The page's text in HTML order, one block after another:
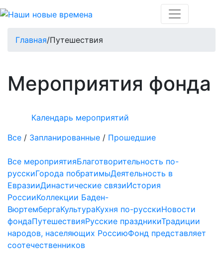
Главная/Путешествия
Мероприятия фонда
Календарь мероприятий
Все / Запланированные / Прошедшие
Все мероприятияБлаготворительность по-
русскиГорода побратимыДеятельность в
ЕвразииДинастические связиИстория
РоссииКоллекции Баден-
ВюртембергаКультураКухня по-русскиНовости
фондаПутешествияРусские праздникиТрадиции
народов, населяющих РоссиюФонд представляет
соотечественников